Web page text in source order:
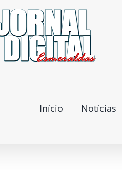
Início Notícias